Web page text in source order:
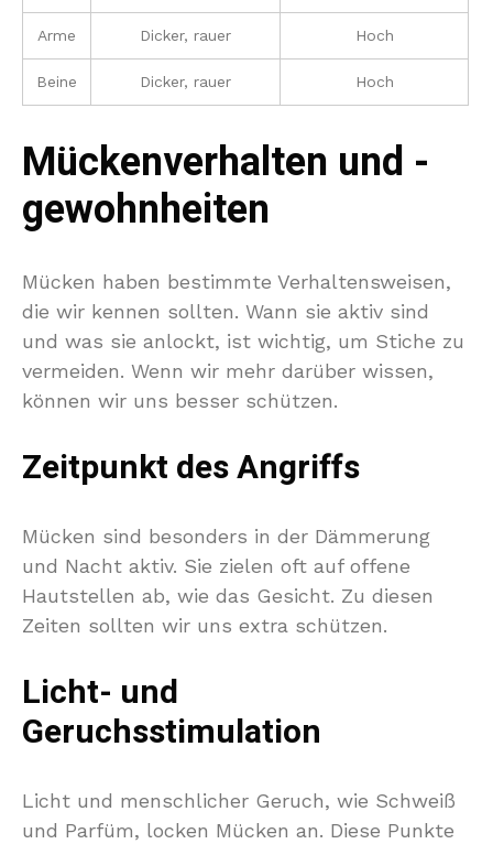
Arme Dicker, rauer Hoch
Beine Dicker, rauer Hoch
Mückenverhalten und -
gewohnheiten
Mücken haben bestimmte Verhaltensweisen,
die wir kennen sollten. Wann sie aktiv sind
und was sie anlockt, ist wichtig, um Stiche zu
vermeiden. Wenn wir mehr darüber wissen,
können wir uns besser schützen.
Zeitpunkt des Angriffs
Mücken sind besonders in der Dämmerung
und Nacht aktiv. Sie zielen oft auf offene
Hautstellen ab, wie das Gesicht. Zu diesen
Zeiten sollten wir uns extra schützen.
Licht- und
Geruchsstimulation
Licht und menschlicher Geruch, wie Schweiß
und Parfüm, locken Mücken an. Diese Punkte